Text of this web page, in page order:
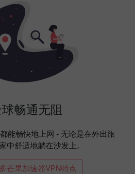
畅通无阻
能畅快地上网 - 无论是在外出旅
中舒适地躺在沙发上。
芒果加速器VPN特点